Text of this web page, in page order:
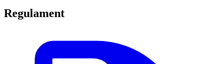
Regulament